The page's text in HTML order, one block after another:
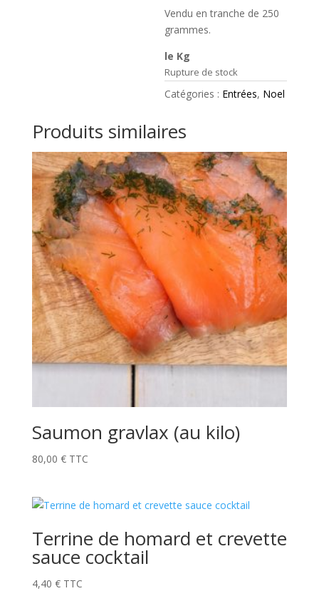
Vendu en tranche de 250
grammes.
le Kg
Rupture de stock
Catégories : Entrées, Noel
Produits similaires
Saumon gravlax (au kilo)
80,00 € TTC
Terrine de homard et crevette
sauce cocktail
4,40 € TTC